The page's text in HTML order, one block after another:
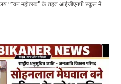
"*वन महोत्सव” के तहत आईजीएनपी स्कूल में